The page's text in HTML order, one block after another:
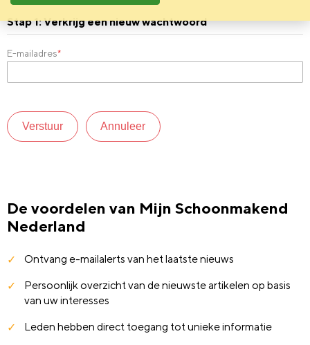
Stap 1: Verkrijg een nieuw wachtwoord
E-mailadres*
Verstuur Annuleer
De voordelen van Mijn Schoonmakend
Nederland
Ontvang e-mailalerts van het laatste nieuws
Persoonlijk overzicht van de nieuwste artikelen op basis
van uw interesses
Leden hebben direct toegang tot unieke informatie